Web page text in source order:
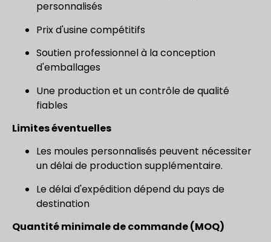
personnalisés
Prix d'usine compétitifs
Soutien professionnel à la conception
d'emballages
Une production et un contrôle de qualité
fiables
Limites éventuelles
Les moules personnalisés peuvent nécessiter
un délai de production supplémentaire.
Le délai d'expédition dépend du pays de
destination
Quantité minimale de commande (MOQ)